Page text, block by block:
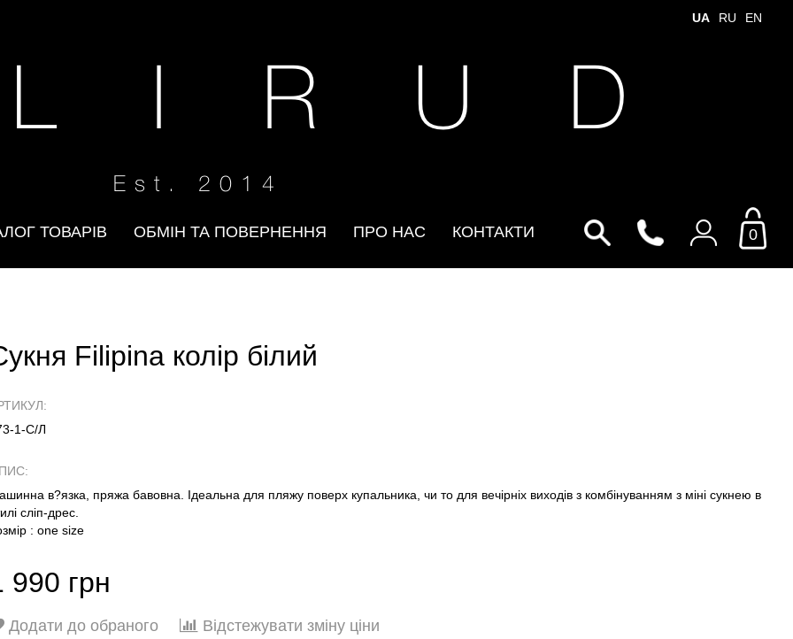
UA RU EN
I R U D
Est. 2014
ТОВАРІВ ОБМІН ТА ПОВЕРНЕННЯ ПРО НАС КОНТАКТИ 0
Filipina колір білий
1-С/Л
в?язка, пряжа бавовна. Ідеальна для пляжу поверх купальника, чи то для вечірніх виходів з комбінуванням з міні сукнею в
сліп-дрес.
: one size
990 грн
Додати до обраного Відстежувати зміну ціни